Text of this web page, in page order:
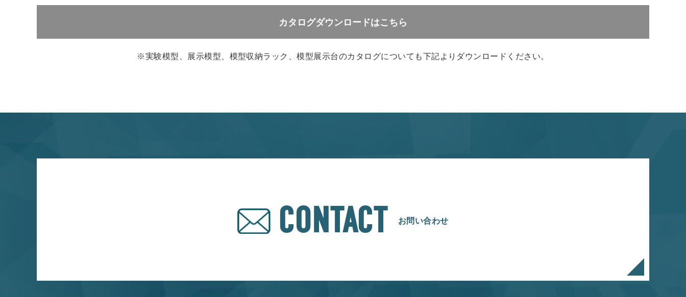
カタログダウンロードはこちら
※実験模型、展示模型、模型収納ラック、模型展示台のカタログについても下記よりダウンロードください。
CONTACT お問い合わせ